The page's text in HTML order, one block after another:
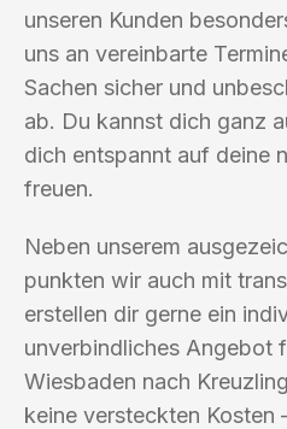
unseren Kunden
uns an vereinbarte
Sachen sicher und
ab. Du kannst dich ganz
dich entspannt auf deine
freuen.
Neben unserem
punkten wir auch mit
erstellen dir gerne ein
unverbindliches Angebot
Wiesbaden nach
keine versteckten Kosten